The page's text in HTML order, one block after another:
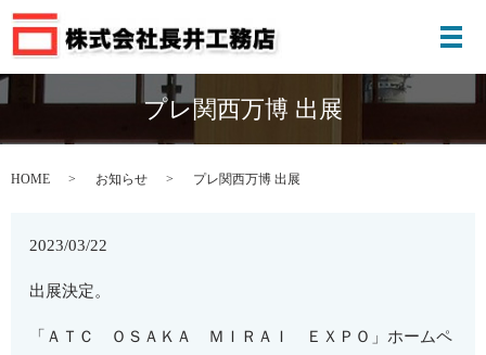
メ
プレ関西万博 出展
HOME お知らせ プレ関西万博 出展
2023/03/22
出展決定。
「ＡＴＣ ＯＳＡＫＡ ＭＩＲＡＩ ＥＸＰＯ」ホームペ